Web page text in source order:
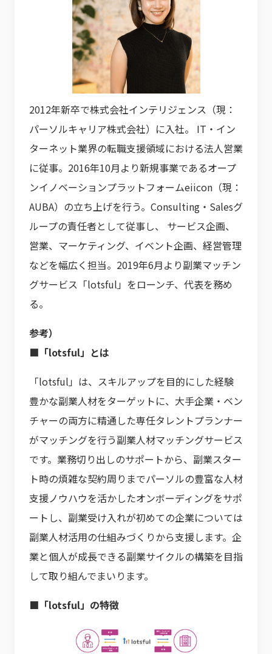
2012年新卒で株式会社インテリジェンス（現：
パーソルキャリア株式会社）に入社。 IT・イン
ターネット業界の転職支援領域における法人営業
に従事。2016年10月より新規事業であるオープ
ンイノベーションプラットフォームeiicon（現：
AUBA）の立ち上げを行う。Consulting・Salesグ
ループの責任者として従事し、 サービス企画、
営業、マーケティング、イベント企画、経営管理
などを幅広く担当。2019年6月より副業マッチン
グサービス「lotsful」をローンチ、代表を務め
る。
参考）
■「lotsful」とは
「lotsful」は、スキルアップを目的にした経験
豊かな副業人材をターゲットに、大手企業・ベン
チャーの両方に精通した専任タレントプランナー
がマッチングを行う副業人材マッチングサービス
です。業務切り出しのサポートから、副業スター
ト時の煩雑な契約周りまでパーソルの豊富な人材
支援ノウハウを活かしたオンボーディングをサポ
ートし、副業受け入れが初めての企業については
副業人材活用の仕組みづくりから支援します。企
業と個人が成長できる副業サイクルの構築を目指
して取り組んでまいります。
■「lotsful」の特徴